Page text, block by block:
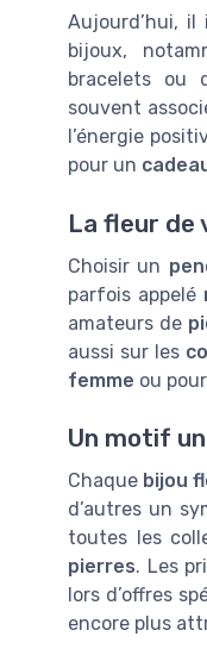
Aujourd’hui,
bijoux,
bracelets ou
souvent
l’énergie
pour un
La fleur de
Choisir un
parfois appelé
amateurs de
aussi sur les
femme ou
Un motif
Chaque bijou
d’autres un
toutes les
pierres. Les
lors d’offres
encore plus